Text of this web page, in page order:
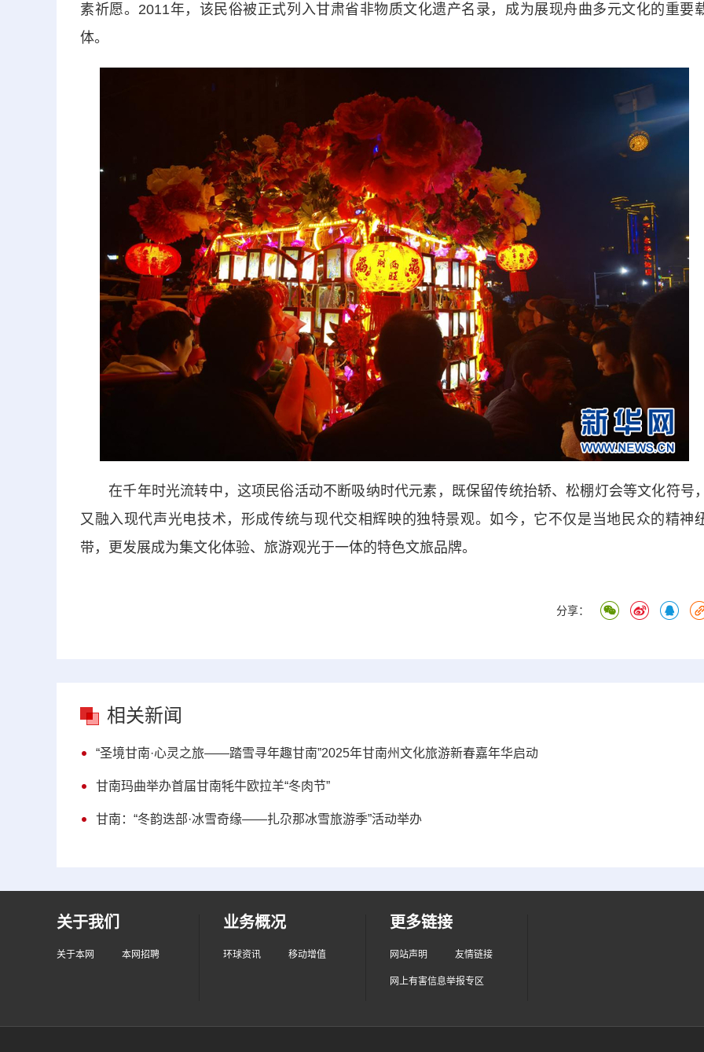
素祈愿。2011年，该民俗被正式列入甘肃省非物质文化遗产名录，成为展现舟曲多元文化的重要
体。
在千年时光流转中，这项民俗活动不断吸纳时代元素，既保留传统抬轿、松棚灯会等文化符号
又融入现代声光电技术，形成传统与现代交相辉映的独特景观。如今，它不仅是当地民众的精神
带，更发展成为集文化体验、旅游观光于一体的特色文旅品牌。
分享：
相关新闻
“圣境甘南·心灵之旅——踏雪寻年趣甘南”2025年甘南州文化旅游新春嘉年华启动
甘南玛曲举办首届甘南牦牛欧拉羊“冬肉节”
甘南：“冬韵迭部·冰雪奇缘——扎尕那冰雪旅游季”活动举办
关于我们
关于本网 本网招聘
业务概况
环球资讯 移动增值
更多链接
网站声明 友情链接
网上有害信息举报专区